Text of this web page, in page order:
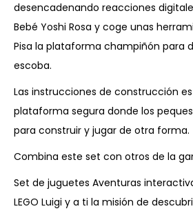
desencadenando reacciones
Bebé Yoshi Rosa y coge unas
Pisa la plataforma champiñón para
escoba.
Las instrucciones de construcción
plataforma segura donde los
para construir y jugar de otra forma.
Combina este set con otros de la
Set de juguetes Aventuras
LEGO Luigi y a ti la misión de